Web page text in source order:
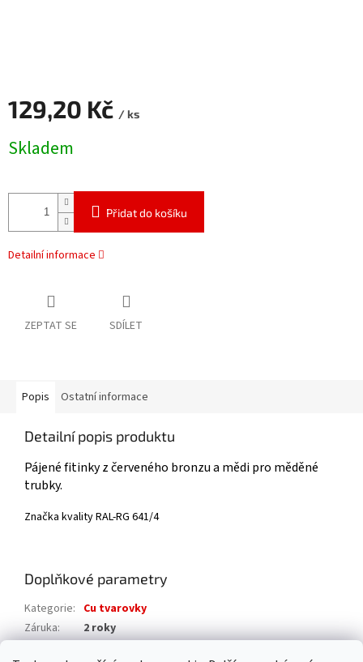
129,20 Kč / ks
cena:
Skladem
Přidat do košíku
Detailní informace
ZEPTAT SE SDÍLET
Popis Ostatní informace
Detailní popis produktu
Pájené fitinky z červeného bronzu a mědi pro měděné
trubky.
Značka kvality RAL-​RG 641/4
Doplňkové parametry
Kategorie: Cu tvarovky
Záruka:
2 roky